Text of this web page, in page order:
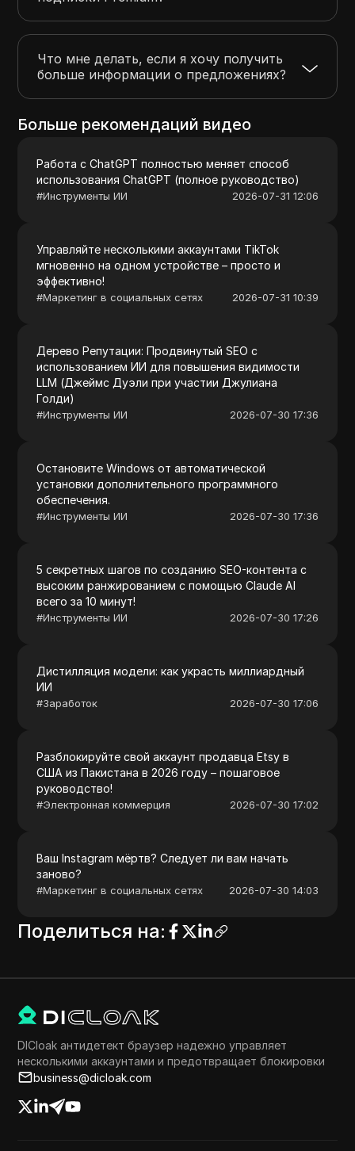
Что мне делать, если я хочу получить
больше информации о предложениях?
Больше рекомендаций видео
Работа с ChatGPT полностью меняет способ
использования ChatGPT (полное руководство)
#Инструменты ИИ 2026-07-31 12:06
Управляйте несколькими аккаунтами TikTok
мгновенно на одном устройстве – просто и
эффективно!
#Маркетинг в социальных сетях 2026-07-31 10:39
Дерево Репутации: Продвинутый SEO с
использованием ИИ для повышения видимости
LLM (Джеймс Дуэли при участии Джулиана
Голди)
#Инструменты ИИ 2026-07-30 17:36
Остановите Windows от автоматической
установки дополнительного программного
обеспечения.
#Инструменты ИИ 2026-07-30 17:36
5 секретных шагов по созданию SEO-контента с
высоким ранжированием с помощью Claude AI
всего за 10 минут!
#Инструменты ИИ 2026-07-30 17:26
Дистилляция модели: как украсть миллиардный
ИИ
#Заработок 2026-07-30 17:06
Разблокируйте свой аккаунт продавца Etsy в
США из Пакистана в 2026 году – пошаговое
руководство!
#Электронная коммерция 2026-07-30 17:02
Ваш Instagram мёртв? Следует ли вам начать
заново?
#Маркетинг в социальных сетях 2026-07-30 14:03
Поделиться на:
DICloak антидетект браузер надежно управляет
несколькими аккаунтами и предотвращает блокировки
business@dicloak.com